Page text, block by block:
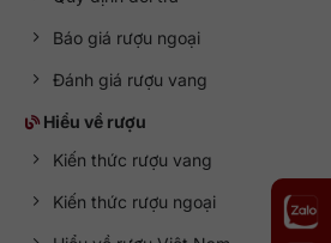
Báo giá rượu ngoại
Đánh giá rượu vang
Hiểu về rượu
Kiến thức rượu vang
Kiến thức rượu ngoại